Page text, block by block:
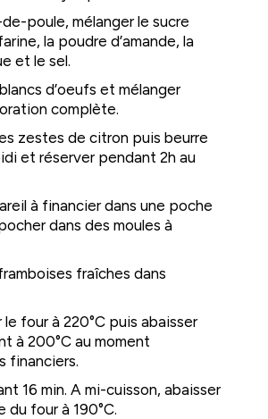
de-poule, mélanger le sucre
la poudre d’amande, la
et le sel.
d’oeufs et mélanger
complète.
zestes de citron puis beurre
et réserver pendant 2h au
à financier dans une poche
dans des moules à
fraîches dans
four à 220°C puis abaisser
à 200°C au moment
financiers.
16 min. A mi-cuisson, abaisser
du four à 190°C.